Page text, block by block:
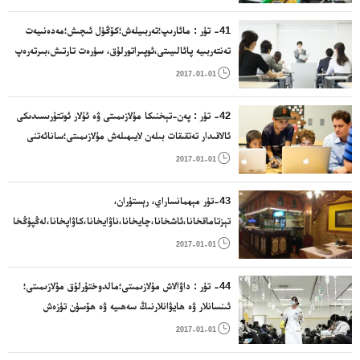
41- تۈر : مائارىپ؛تەربىيلەش؛كۆڭۈل ئىچىش؛مەدەنىيەت
تەنتەربىيە پائالىيىتى،ئوپىراتورلۇق، سۈرەت تارتىش،بىرتەرەپ
قىلىش مۇلازىمىتى، چېنىقىش سارىيى، دىسكوخانا،

2017-01-01
42- تۈر : پەن-تېخنىكا مۇلازىمىتى ۋە ئۇلار ئوتتۇرىسىدىكى
ئالاقىدار تەتقىقات بىلەن لايىھىلەش مۇلازىمىتى؛سانائەتنى
ئانالىز قىلىش بىلەن تەتقىقات؛كومپىيۇتىر قاتتىق دېتالى
ئىشلەش، قۇرۇلۇش لايىھەلەش، بىزەكچىلىك

2017-01-01
43-تۈر مېھمانساراي، رېستۇران،
ئارامگاھ

2017-01-01
44- تۈر : داۋالاش مۇلازىمىتى؛مالدوختۇرلۇق مۇلازىمىتى؛
ئىنسانلار ۋە ھايۋانلارنىڭ سەھىيە ۋە ھۆسۈن تۈزەش
مۇلازىمىتى؛يىزا ئىگىلىك،باغۋەنچىلىك ۋە ئورمانچىلىق

2017-01-01